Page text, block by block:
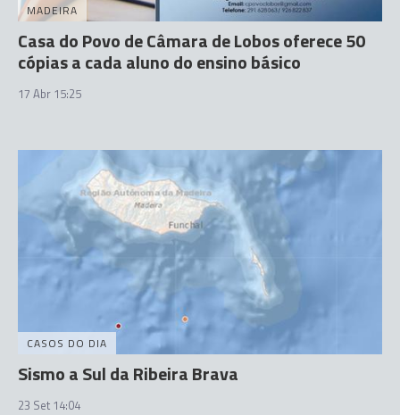
MADEIRA
Casa do Povo de Câmara de Lobos oferece 50
cópias a cada aluno do ensino básico
17 Abr 15:25
CASOS DO DIA
Sismo a Sul da Ribeira Brava
23 Set 14:04